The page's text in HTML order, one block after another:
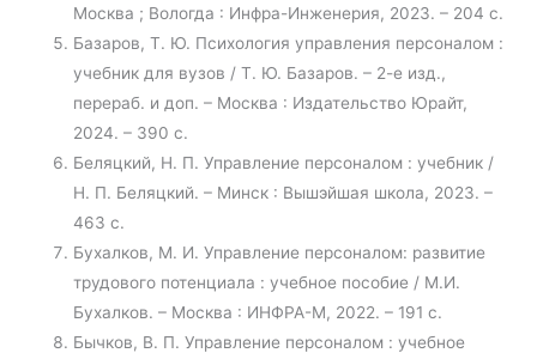
Москва ; Вологда : Инфра-Инженерия, 2023. – 204 с.
Базаров, Т. Ю. Психология управления персоналом :
учебник для вузов / Т. Ю. Базаров. – 2-е изд.,
перераб. и доп. – Москва : Издательство Юрайт,
2024. – 390 с.
Беляцкий, Н. П. Управление персоналом : учебник /
Н. П. Беляцкий. – Минск : Вышэйшая школа, 2023. –
463 с.
Бухалков, М. И. Управление персоналом: развитие
трудового потенциала : учебное пособие / М.И.
Бухалков. – Москва : ИНФРА-М, 2022. – 191 с.
Бычков, В. П. Управление персоналом : учебное